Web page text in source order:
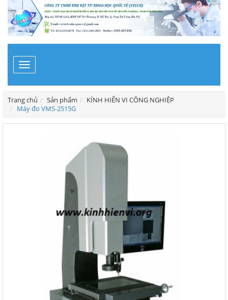
Toggle
navigation
Trang chủ Sản phẩm
KÍNH HIỂN VI CÔNG NGHIỆP
Máy đo VMS-2515G